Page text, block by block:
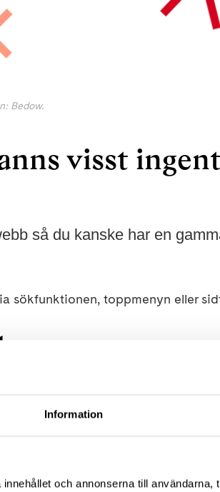
Information
och annonserna till användarna,
Bedow.
visst
så du kanske har en
sökfunktionen, toppmenyn eller
Polyneuropati